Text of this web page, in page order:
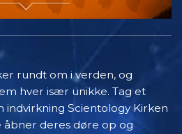
rundt om i verden, og
hver især unikke. Tag et
indvirkning Scientology Kirken
åbner deres døre op og